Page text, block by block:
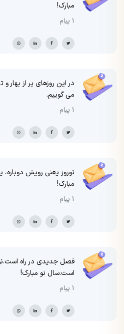
مبارک!
1 پیام
در این روزهای پر از بهار
می گوییم.
1 پیام
نوروز یعنی رویش
مبارک!
1 پیام
فصل جدیدی در راه
است.سال نو مبارک!
1 پیام